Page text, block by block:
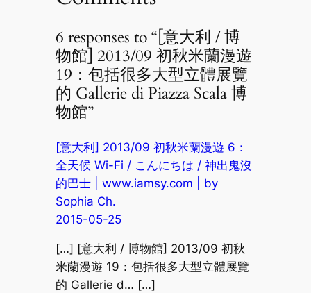
6 responses to “[意大利 / 博
物館] 2013/09 初秋米蘭漫遊
19：包括很多大型立體展覽
的 Gallerie di Piazza Scala 博
物館”
[意大利] 2013/09 初秋米蘭漫遊 6：
全天候 Wi-Fi / こんにちは / 神出鬼沒
的巴士 | www.iamsy.com | by
Sophia Ch.
2015-05-25
[…] [意大利 / 博物館] 2013/09 初秋
米蘭漫遊 19：包括很多大型立體展覽
的 Gallerie d… […]